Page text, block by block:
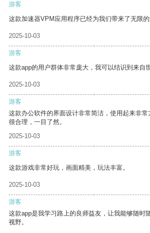
游客
这款加速器VPM应用程序已经为我们带来了无限的
2025-10-03
游客
这款app的用户群体非常庞大，我可以结识到来自
2025-10-03
游客
这款办公软件的界面设计非常简洁，使用起来非
很合理，一目了然。
2025-10-03
游客
这款游戏非常好玩，画面精美，玩法丰富。
2025-10-03
游客
这款app是我学习路上的良师益友，让我能够随时
视野。